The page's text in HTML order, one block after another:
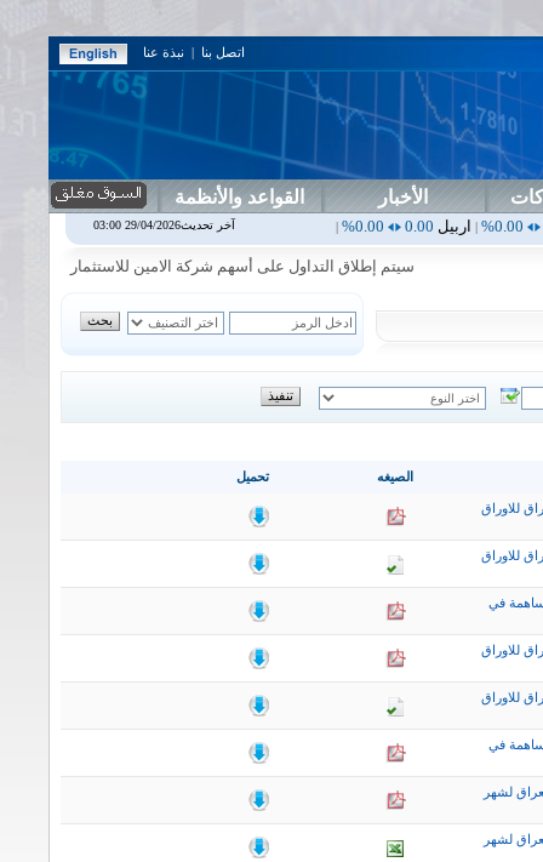
اتصل بنا | نبذة عنا
الأخبار القواعد والأنظمة
0.00
|اس بنك0.00 اسفنج1.87
0.00%
|اسلام
سيتم إطلاق التداول على أسهم شركة الامين للاستثمار المالي في جلسة
تحميل الصيغه
للاوراق
للاوراق
في
للاوراق
للاوراق
في
لشهر
لشهر